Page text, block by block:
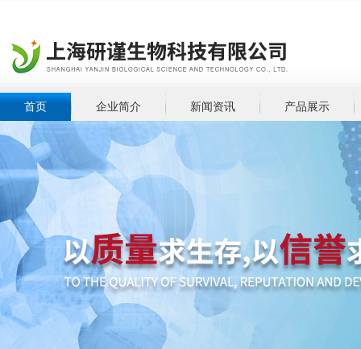
首页 企业简介 新闻资讯 产品展示